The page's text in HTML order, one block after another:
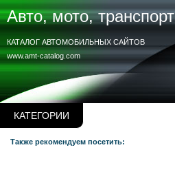
КАТЕГОРИИ
Авто, мото, транспорт
www.amt-catalog.com
КАТАЛОГ АВТОМОБИЛЬНЫХ САЙТОВ
Также рекомендуем посетить: